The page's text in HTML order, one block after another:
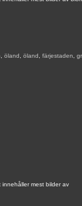
öland öland färjestaden
mest bilder av